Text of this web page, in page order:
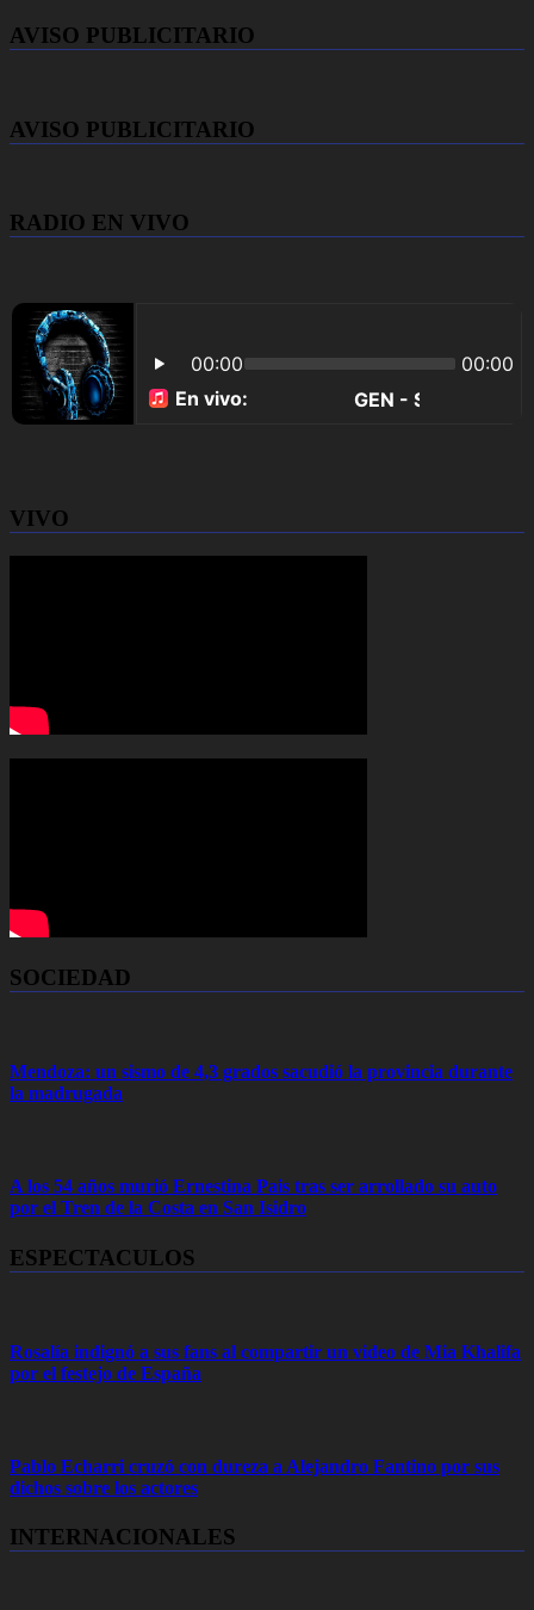
AVISO PUBLICITARIO
AVISO PUBLICITARIO
RADIO EN VIVO
VIVO
SOCIEDAD
Mendoza: un sismo de 4,3 grados sacudió la provincia durante
la madrugada
A los 54 años murió Ernestina Pais tras ser arrollado su auto
por el Tren de la Costa en San Isidro
ESPECTACULOS
Rosalía indignó a sus fans al compartir un video de Mia Khalifa
por el festejo de España
Pablo Echarri cruzó con dureza a Alejandro Fantino por sus
dichos sobre los actores
INTERNACIONALES